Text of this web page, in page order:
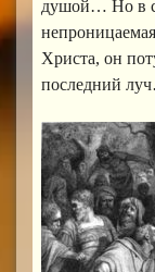
душой… Но в
Христа, он
последний